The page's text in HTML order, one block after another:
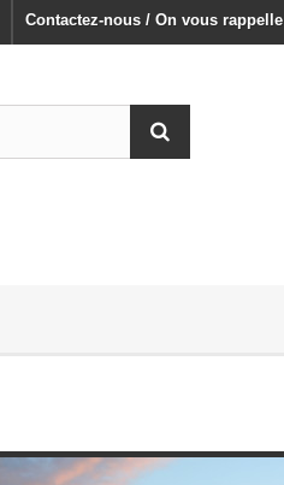
Contactez-nous / On vous rappelle